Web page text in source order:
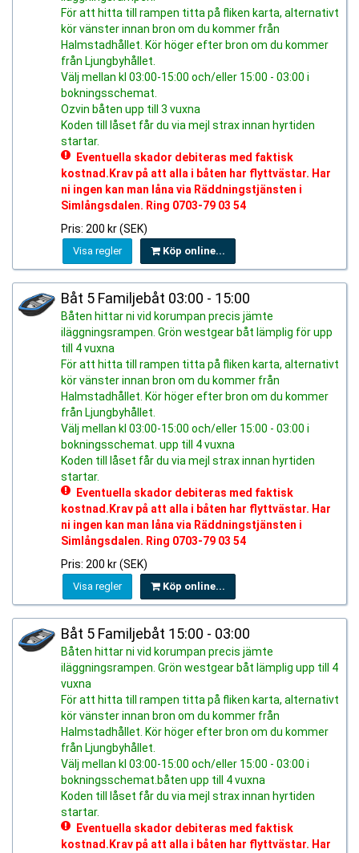
För att hitta till rampen titta på fliken karta, alternativt
kör vänster innan bron om du kommer från
Halmstadhållet. Kör höger efter bron om du kommer
från Ljungbyhållet.
Välj mellan kl 03:00-15:00 och/eller 15:00 - 03:00 i
bokningsschemat.
Ozvin båten upp till 3 vuxna
Koden till låset får du via mejl strax innan hyrtiden
startar.
Eventuella skador debiteras med faktisk
kostnad.Krav på att alla i båten har flyttvästar. Har
ni ingen kan man låna via Räddningstjänsten i
Simlångsdalen. Ring 0703-79 03 54
Pris: 200 kr (SEK)
Visa regler Köp online...
Båt 5 Familjebåt 03:00 - 15:00
Båten hittar ni vid korumpan precis jämte
iläggningsrampen. Grön westgear båt lämplig för upp
till 4 vuxna
För att hitta till rampen titta på fliken karta, alternativt
kör vänster innan bron om du kommer från
Halmstadhållet. Kör höger efter bron om du kommer
från Ljungbyhållet.
Välj mellan kl 03:00-15:00 och/eller 15:00 - 03:00 i
bokningsschemat. upp till 4 vuxna
Koden till låset får du via mejl strax innan hyrtiden
startar.
Eventuella skador debiteras med faktisk
kostnad.Krav på att alla i båten har flyttvästar. Har
ni ingen kan man låna via Räddningstjänsten i
Simlångsdalen. Ring 0703-79 03 54
Pris: 200 kr (SEK)
Visa regler Köp online...
Båt 5 Familjebåt 15:00 - 03:00
Båten hittar ni vid korumpan precis jämte
iläggningsrampen. Grön westgear båt lämplig upp till 4
vuxna
För att hitta till rampen titta på fliken karta, alternativt
kör vänster innan bron om du kommer från
Halmstadhållet. Kör höger efter bron om du kommer
från Ljungbyhållet.
Välj mellan kl 03:00-15:00 och/eller 15:00 - 03:00 i
bokningsschemat.båten upp till 4 vuxna
Koden till låset får du via mejl strax innan hyrtiden
startar.
Eventuella skador debiteras med faktisk
kostnad.Krav på att alla i båten har flyttvästar. Har